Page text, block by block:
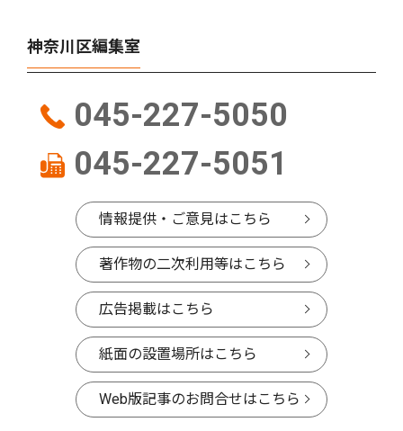
神奈川区編集室
045-227-5050
045-227-5051
情報提供・ご意見はこちら
著作物の二次利用等はこちら
広告掲載はこちら
紙面の設置場所はこちら
Web版記事のお問合せはこちら